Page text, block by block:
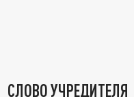
СЛОВО УЧРЕДИТЕЛЯ